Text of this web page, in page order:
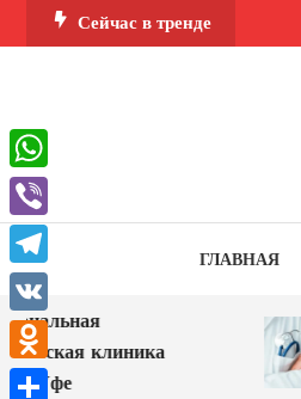
Перейти
к
Сейчас в тренде
ГЛАВНАЯ
клиника
WhatsApp
Viber
Telegram
VK
Odnoklassniki